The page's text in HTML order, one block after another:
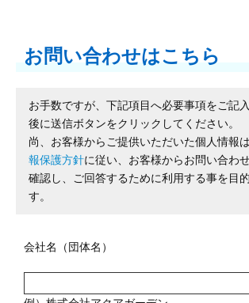
お問い合わせはこちら
お手数ですが、下記項目へ必要事項をご記
後に送信ボタンをクリックしてください。
尚、お客様からご提供いただいた個人情報
報保護方針に従い、お客様からお問い合わ
確認し、ご回答するために利用する事を目
す。
会社名（団体名）